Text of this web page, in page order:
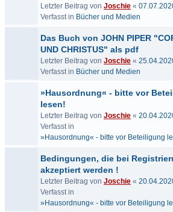
Letzter Beitrag von Joschie «
Verfasst in Bücher und Medien
Das Buch von JOHN PIPER
UND CHRISTUS" als pdf
Letzter Beitrag von Joschie «
Verfasst in Bücher und Medien
»Hausordnung« - bitte vor
lesen!
Letzter Beitrag von Joschie «
Verfasst in
»Hausordnung« - bitte vor Beteiligung
Bedingungen, die bei
akzeptiert werden !
Letzter Beitrag von Joschie «
Verfasst in
»Hausordnung« - bitte vor Beteiligung